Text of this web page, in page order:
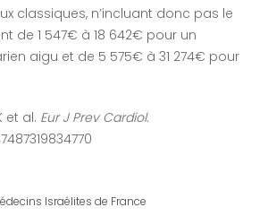
classiques, n’incluant donc pas le
de 1 547€ à 18 642€ pour un
aigu et de 5 575€ à 31 274€ pour
et al. Eur J Prev Cardiol.
Israélites de France